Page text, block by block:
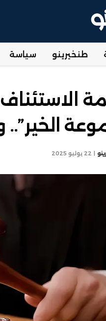
طنخيرينو سياسة
22 يوليو 2025